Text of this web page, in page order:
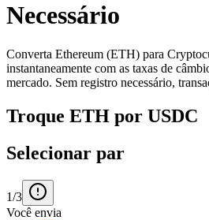
Necessário
Converta Ethereum (ETH) para
instantaneamente com as taxas de
mercado. Sem registro necessário,
Troque ETH por USDC
Selecionar par
1/3
Você envia